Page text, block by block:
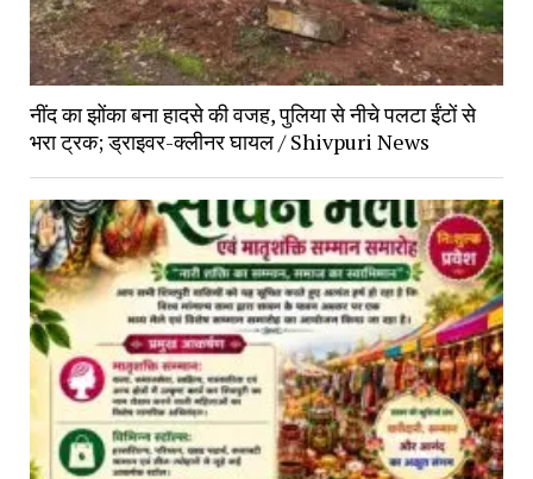
नींद का झोंका बना हादसे की वजह, पुलिया से नीचे पलटा ईंटों से
भरा ट्रक; ड्राइवर-क्लीनर घायल / Shivpuri News